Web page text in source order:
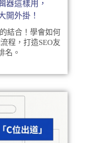
器這樣用，
開外掛！
結合！學會如何
程，打造SEO友
名。